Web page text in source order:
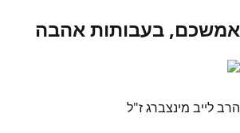
אמשכם, בעבותות אהבה
הרב לייב מינצברג ז"ל